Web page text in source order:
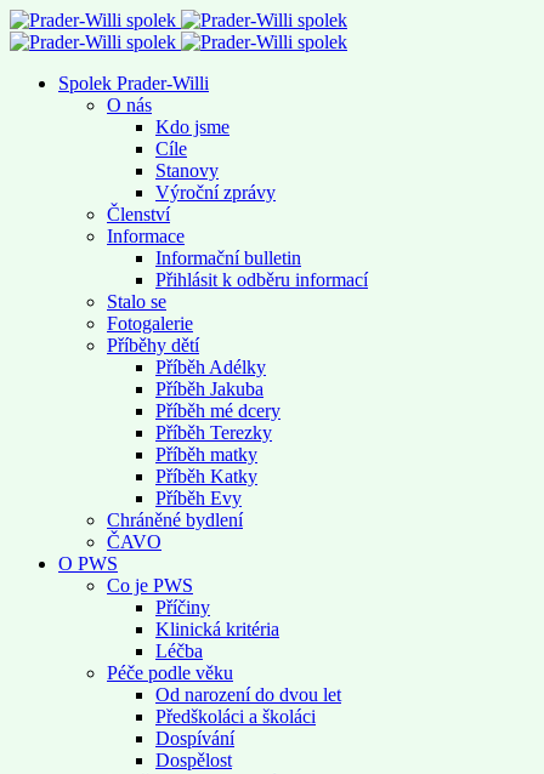
Spolek Prader-Willi
O nás
Kdo jsme
Cíle
Stanovy
Výroční zprávy
Členství
Informace
Informační bulletin
Přihlásit k odběru informací
Stalo se
Fotogalerie
Příběhy dětí
Příběh Adélky
Příběh Jakuba
Příběh mé dcery
Příběh Terezky
Příběh matky
Příběh Katky
Příběh Evy
Chráněné bydlení
ČAVO
O PWS
Co je PWS
Příčiny
Klinická kritéria
Léčba
Péče podle věku
Od narození do dvou let
Předškoláci a školáci
Dospívání
Dospělost